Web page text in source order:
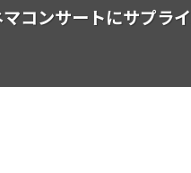
コンサートにサプラ